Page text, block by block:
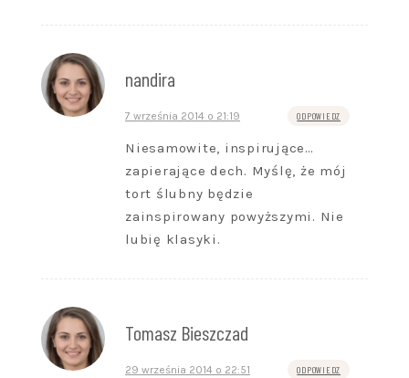
nandira
7 września 2014 o 21:19 ODPOWIEDZ
Niesamowite, inspirujące…
zapierające dech. Myślę, że mój
tort ślubny będzie
zainspirowany powyższymi. Nie
lubię klasyki.
Tomasz Bieszczad
29 września 2014 o 22:51 ODPOWIEDZ